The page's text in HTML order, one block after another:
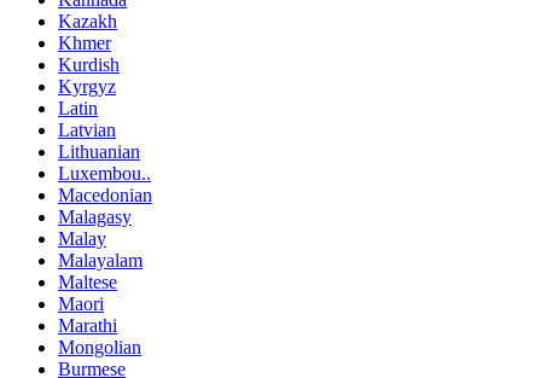
Kazakh
Khmer
Kurdish
Kyrgyz
Latin
Latvian
Lithuanian
Luxembou..
Macedonian
Malagasy
Malay
Malayalam
Maltese
Maori
Marathi
Mongolian
Burmese